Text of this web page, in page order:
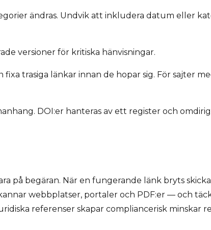
ändras. Undvik att inkludera datum eller
versioner för kritiska hänvisningar.
fixa trasiga länkar innan de hopar sig. För sajter
DOI:er hanteras av ett register och
på begäran. När en fungerande länk bryts
webbplatser, portaler och PDF:er — och
referenser skapar compliancerisk minskar